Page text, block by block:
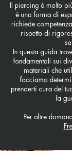
Il piercing è molto
è una forma di
richiede
rispetto di
In questa guida
fondamentali sui
materiali che
facciamo
prenderti cura del
la
Per altre